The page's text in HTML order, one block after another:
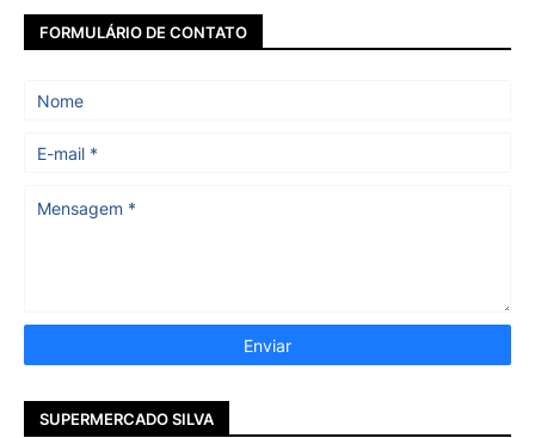
FORMULÁRIO DE CONTATO
SUPERMERCADO SILVA